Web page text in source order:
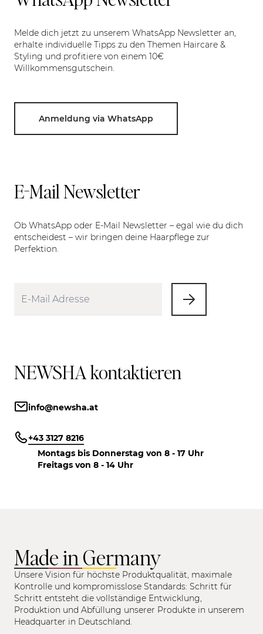
Melde dich jetzt zu unserem WhatsApp Newsletter an,
erhalte individuelle Tipps zu den Themen Haircare &
Styling und profitiere von einem 10€
Willkommensgutschein.
Anmeldung via WhatsApp
E-Mail Newsletter
Ob WhatsApp oder E-Mail Newsletter – egal wie du dich
entscheidest – wir bringen deine Haarpflege zur
Perfektion.
NEWSHA kontaktieren
info@newsha.at
+43 3127 8216
Montags bis Donnerstag von 8 - 17 Uhr
Freitags von 8 - 14 Uhr
Made in Germany
Unsere Vision für höchste Produktqualität, maximale
Kontrolle und kompromisslose Standards: Schritt für
Schritt entsteht die vollständige Entwicklung,
Produktion und Abfüllung unserer Produkte in unserem
Headquarter in Deutschland.